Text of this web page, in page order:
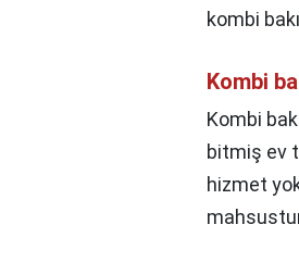
kombi
Kombi
Kombi
bitmiş ev
hizmet